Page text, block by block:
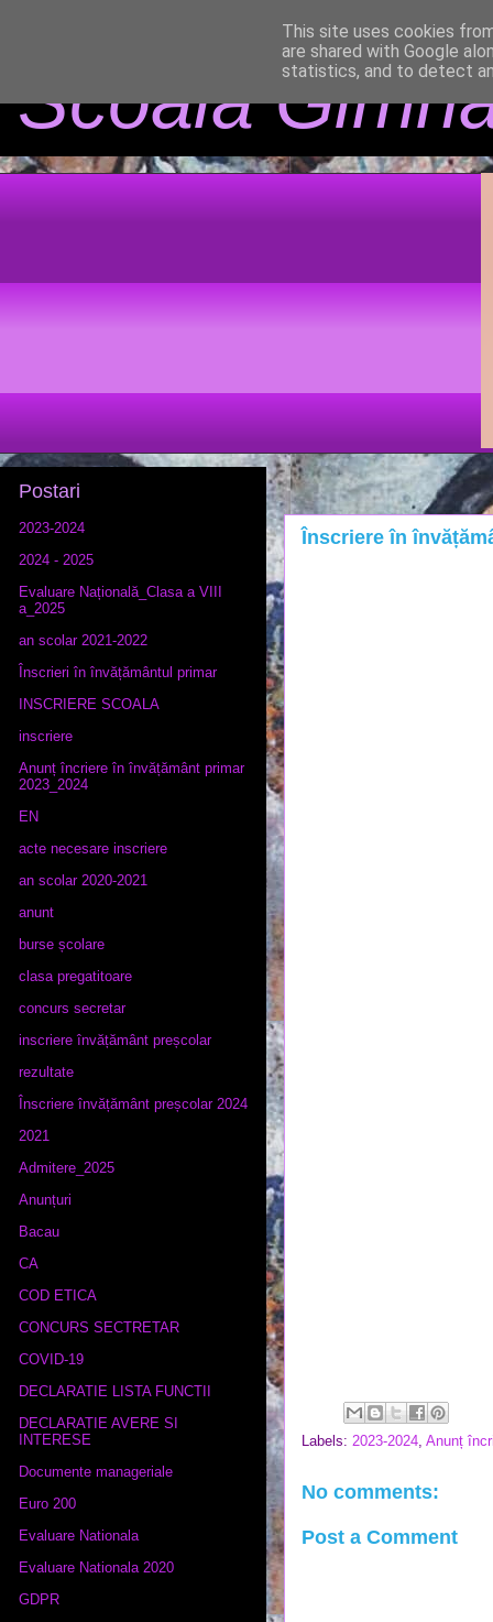
Scoala
Înscriere în
Labels: 2023-2024, Anunț
No comments:
Post a Comment
Postari
2023-2024
2024 - 2025
Evaluare Națională_Clasa a VIII
a_2025
an scolar 2021-2022
Înscrieri în învățământul primar
INSCRIERE SCOALA
inscriere
Anunț încriere în învățământ primar
2023_2024
EN
acte necesare inscriere
an scolar 2020-2021
anunt
burse școlare
clasa pregatitoare
concurs secretar
inscriere învățământ preșcolar
rezultate
Înscriere învățământ preșcolar 2024
2021
Admitere_2025
Anunțuri
Bacau
CA
COD ETICA
CONCURS SECTRETAR
COVID-19
DECLARATIE LISTA FUNCTII
DECLARATIE AVERE SI
INTERESE
Documente manageriale
Euro 200
Evaluare Nationala
Evaluare Nationala 2020
GDPR
This site uses cookies
are shared with Google
statistics, and to detect